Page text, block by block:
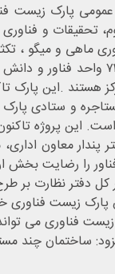
پارک زیست
تحقیقات و
ماهی و میگو ،
موفق به ثبت ۱۸ اختراع، تجاری ‌سازی ۶۸ محصول و
رسیده و اعتبار مورد نیاز برای تکمیل آن ۵۴ میلیارد تومان
پندار معاون
را رضایت بخش
کل دفتر نظارت
زیست فناوری
فناوری می
ساختمان